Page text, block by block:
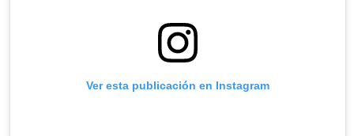
Ver esta publicación en Instagram